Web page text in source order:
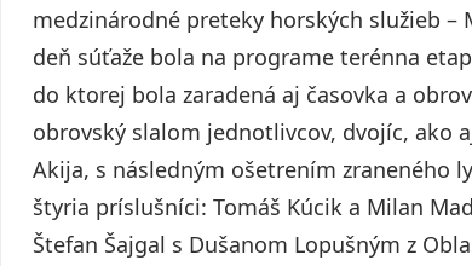
medzinárodné preteky horských služieb –
deň súťaže bola na programe terénna
do ktorej bola zaradená aj časovka a
obrovský slalom jednotlivcov, dvojíc, ako
Akija, s následným ošetrením zraneného
štyria príslušníci: Tomáš Kúcik a Milan
Štefan Šajgal s Dušanom Lopušným z